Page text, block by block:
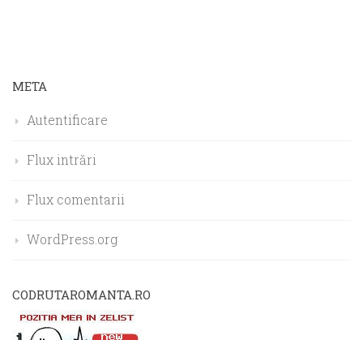
META
Autentificare
Flux intrări
Flux comentarii
WordPress.org
CODRUTAROMANTA.RO